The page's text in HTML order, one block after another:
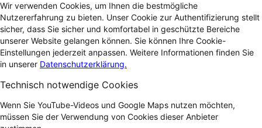
Wir verwenden Cookies, um Ihnen die bestmögliche
Nutzererfahrung zu bieten. Unser Cookie zur Authentifizierung stellt
sicher, dass Sie sicher und komfortabel in geschützte Bereiche
unserer Website gelangen können. Sie können Ihre Cookie-
Einstellungen jederzeit anpassen. Weitere Informationen finden Sie
in unserer Datenschutzerklärung.
Technisch notwendige Cookies
Wenn Sie YouTube-Videos und Google Maps nutzen möchten,
müssen Sie der Verwendung von Cookies dieser Anbieter